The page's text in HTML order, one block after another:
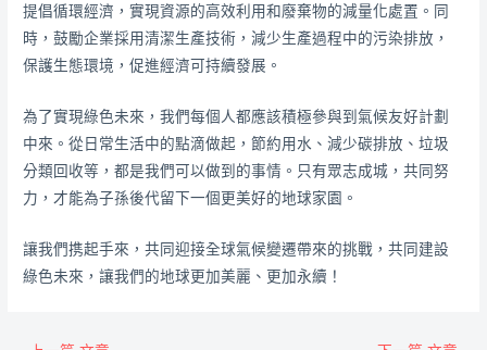
提倡循環經濟，實現資源的高效利用和廢棄物的減量化處置。同
時，鼓勵企業採用清潔生產技術，減少生產過程中的污染排放，
保護生態環境，促進經濟可持續發展。
為了實現綠色未來，我們每個人都應該積極參與到氣候友好計劃
中來。從日常生活中的點滴做起，節約用水、減少碳排放、垃圾
分類回收等，都是我們可以做到的事情。只有眾志成城，共同努
力，才能為子孫後代留下一個更美好的地球家園。
讓我們携起手來，共同迎接全球氣候變遷帶來的挑戰，共同建設
綠色未來，讓我們的地球更加美麗、更加永續！